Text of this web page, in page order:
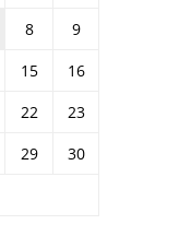
8
9
15
16
22
23
29
30